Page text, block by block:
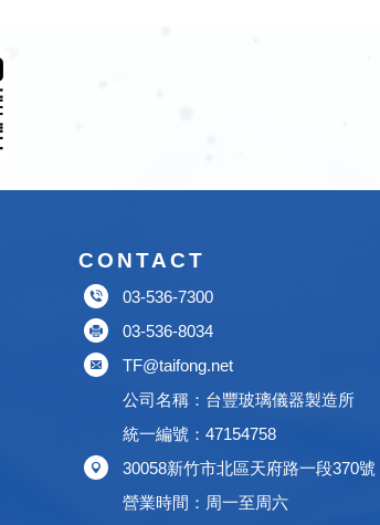
CONTACT
03-536-7300
03-536-8034
TF@taifong.net
公司名稱：台豐玻璃儀器製造所
統一編號：47154758
30058新竹市北區天府路一段370號
營業時間：周一至周六